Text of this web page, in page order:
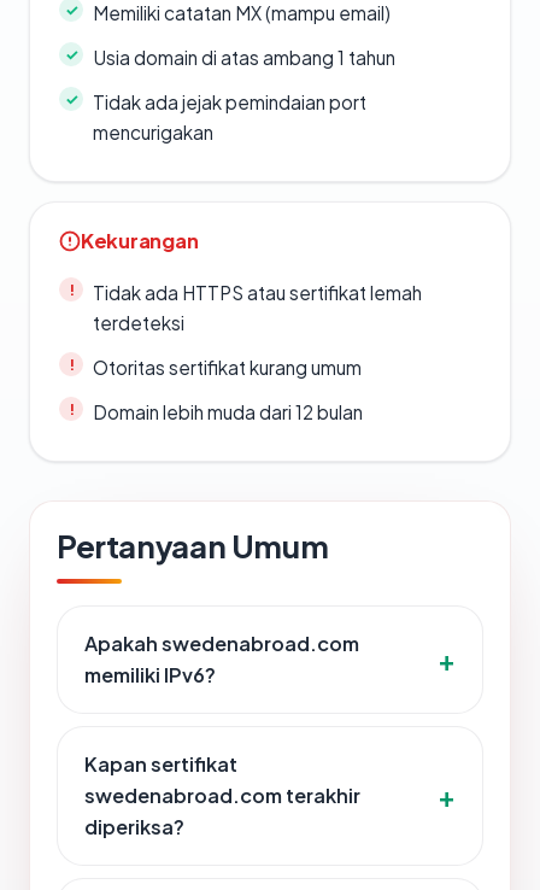
Memiliki catatan MX (mampu email)
Usia domain di atas ambang 1 tahun
Tidak ada jejak pemindaian port
mencurigakan
Kekurangan
Tidak ada HTTPS atau sertifikat lemah
terdeteksi
Otoritas sertifikat kurang umum
Domain lebih muda dari 12 bulan
Pertanyaan Umum
Apakah swedenabroad.com
memiliki IPv6?
Kapan sertifikat
swedenabroad.com terakhir
diperiksa?